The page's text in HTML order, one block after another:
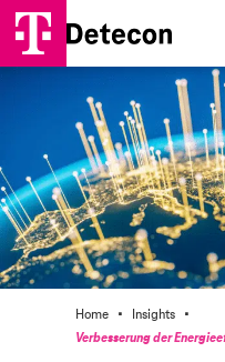
Home · Insights ·
Verbesserung der